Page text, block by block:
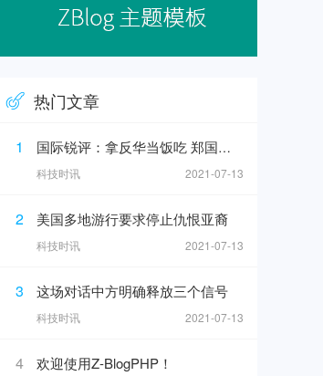
热门文章
1 国际锐评：拿反华当饭吃 郑国恩之流难逃正义的清算
科技时讯 2021-07-13
2 美国多地游行要求停止仇恨亚裔
科技时讯 2021-07-13
3 这场对话中方明确释放三个信号
科技时讯 2021-07-13
4 欢迎使用Z-BlogPHP！